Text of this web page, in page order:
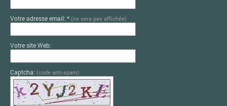
Votre adresse email: * (ne sera pas affichée)
Votre site Web:
Captcha: (code anti-spam)